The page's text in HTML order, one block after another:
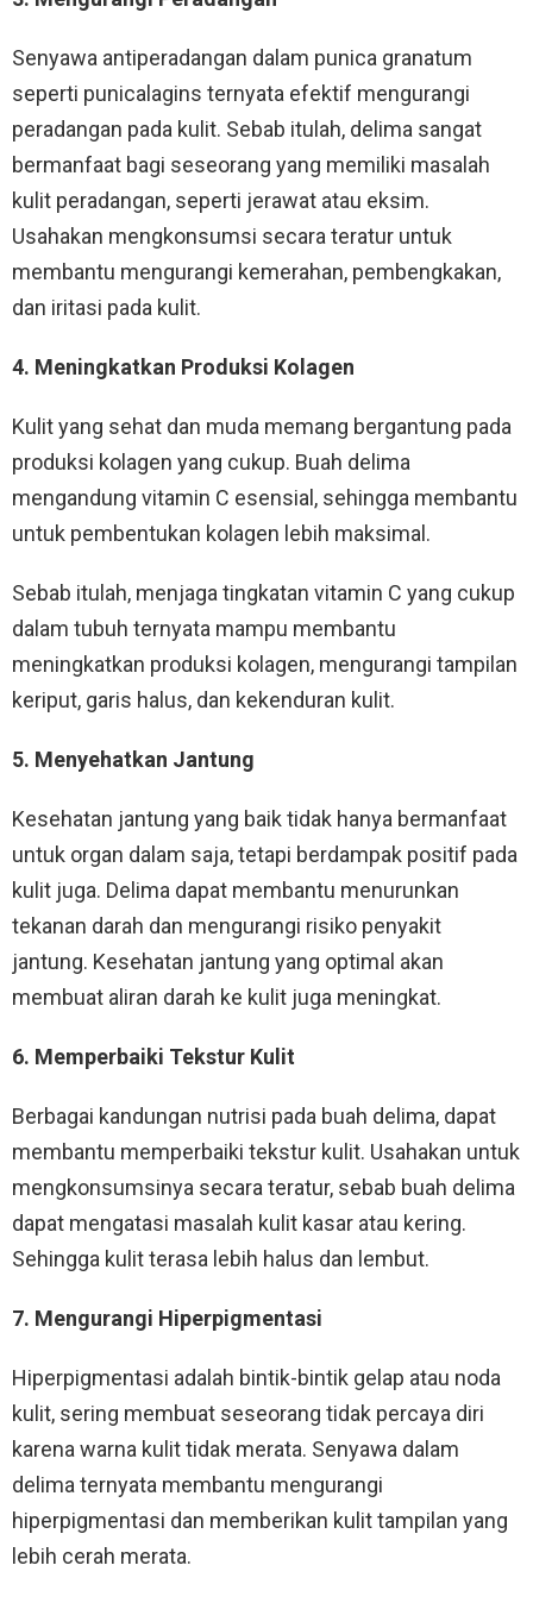
Senyawa antiperadangan dalam punica granatum
seperti punicalagins ternyata efektif mengurangi
peradangan pada kulit. Sebab itulah, delima sangat
bermanfaat bagi seseorang yang memiliki masalah
kulit peradangan, seperti jerawat atau eksim.
Usahakan mengkonsumsi secara teratur untuk
membantu mengurangi kemerahan, pembengkakan,
dan iritasi pada kulit.
4. Meningkatkan Produksi Kolagen
Kulit yang sehat dan muda memang bergantung pada
produksi kolagen yang cukup. Buah delima
mengandung vitamin C esensial, sehingga membantu
untuk pembentukan kolagen lebih maksimal.
Sebab itulah, menjaga tingkatan vitamin C yang cukup
dalam tubuh ternyata mampu membantu
meningkatkan produksi kolagen, mengurangi tampilan
keriput, garis halus, dan kekenduran kulit.
5. Menyehatkan Jantung
Kesehatan jantung yang baik tidak hanya bermanfaat
untuk organ dalam saja, tetapi berdampak positif pada
kulit juga. Delima dapat membantu menurunkan
tekanan darah dan mengurangi risiko penyakit
jantung. Kesehatan jantung yang optimal akan
membuat aliran darah ke kulit juga meningkat.
6. Memperbaiki Tekstur Kulit
Berbagai kandungan nutrisi pada buah delima, dapat
membantu memperbaiki tekstur kulit. Usahakan untuk
mengkonsumsinya secara teratur, sebab buah delima
dapat mengatasi masalah kulit kasar atau kering.
Sehingga kulit terasa lebih halus dan lembut.
7. Mengurangi Hiperpigmentasi
Hiperpigmentasi adalah bintik-bintik gelap atau noda
kulit, sering membuat seseorang tidak percaya diri
karena warna kulit tidak merata. Senyawa dalam
delima ternyata membantu mengurangi
hiperpigmentasi dan memberikan kulit tampilan yang
lebih cerah merata.